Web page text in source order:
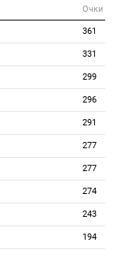
Очки
361
331
299
296
291
277
277
274
243
194